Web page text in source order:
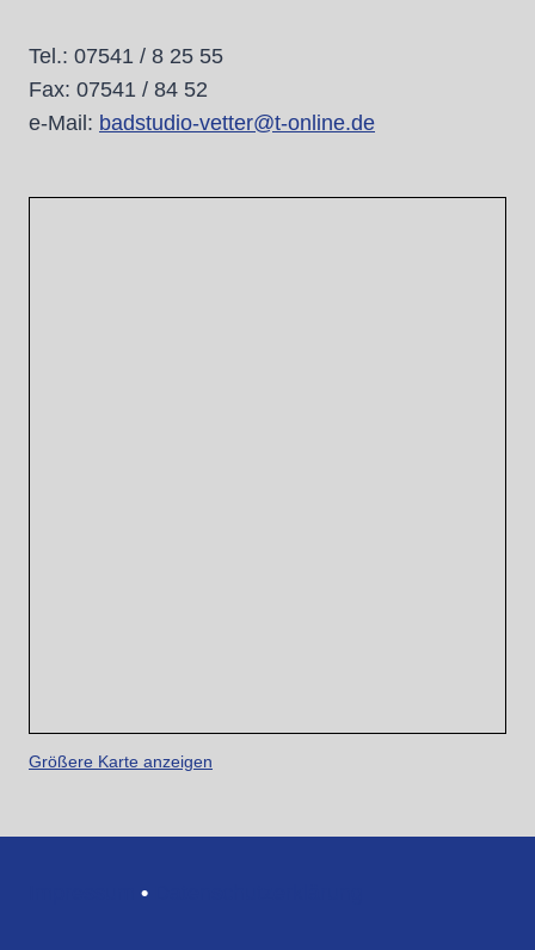
Tel.: 07541 / 8 25 55
Fax: 07541 / 84 52
e-Mail: badstudio-vetter@t-online.de
Größere Karte anzeigen
•